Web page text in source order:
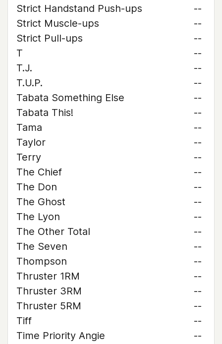
Strict Handstand Push-ups
--
Strict Muscle-ups
--
Strict Pull-ups
--
T
--
T.J.
--
T.U.P.
--
Tabata Something Else
--
Tabata This!
--
Tama
--
Taylor
--
Terry
--
The Chief
--
The Don
--
The Ghost
--
The Lyon
--
The Other Total
--
The Seven
--
Thompson
--
Thruster 1RM
--
Thruster 3RM
--
Thruster 5RM
--
Tiff
--
Time Priority Angie
--